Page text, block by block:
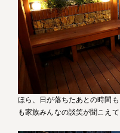
ほら、日が落ちたあとの時間
も家族みんなの談笑が聞こえ